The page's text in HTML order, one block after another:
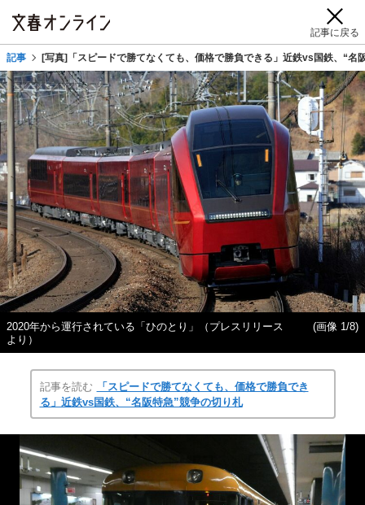
記事に戻る
記事 [写真]「スピードで勝てなくても、価格で勝負できる」近鉄vs国鉄、“名
2020年から運行されている「ひのとり」（プレスリリース
より）
(画像 1/8)
記事を読む
「スピードで勝てなくても、価格で勝負でき
る」近鉄vs国鉄、“名阪特急”競争の切り札